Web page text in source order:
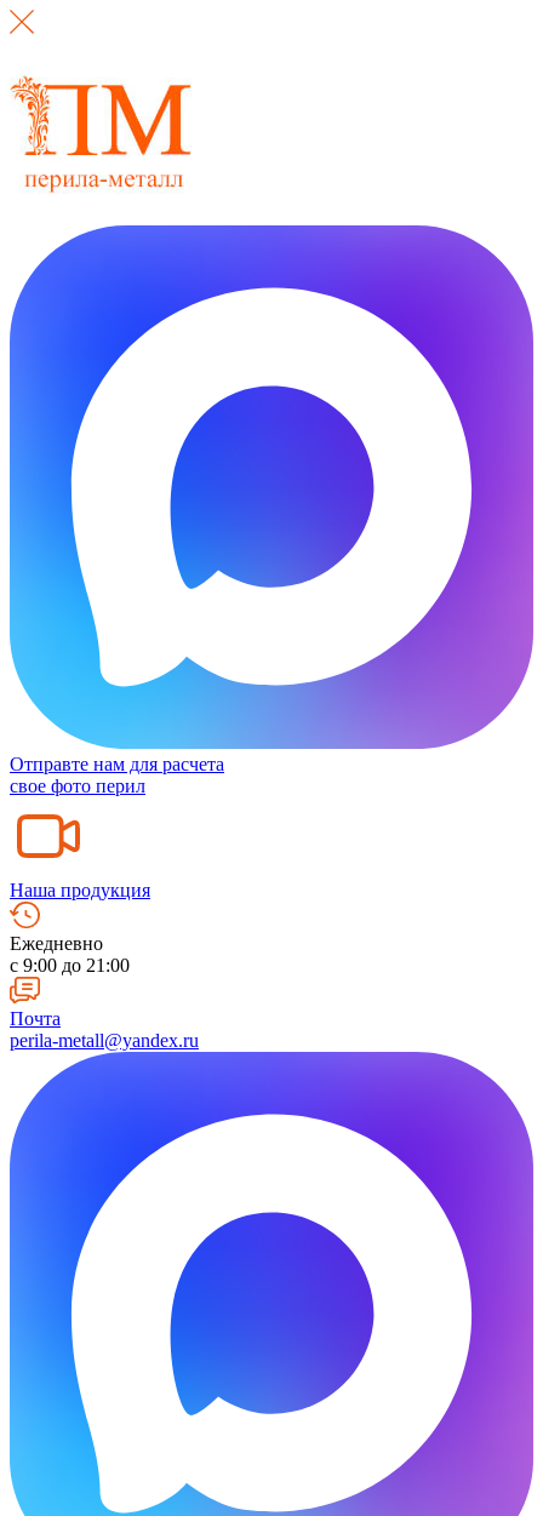
Отправте нам для расчета
свое фото перил
Наша продукция
Ежедневно
c 9:00 до 21:00
Почта
perila-metall@yandex.ru